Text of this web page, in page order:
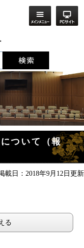
ついて（報
載日：2018年9月12日更新
る